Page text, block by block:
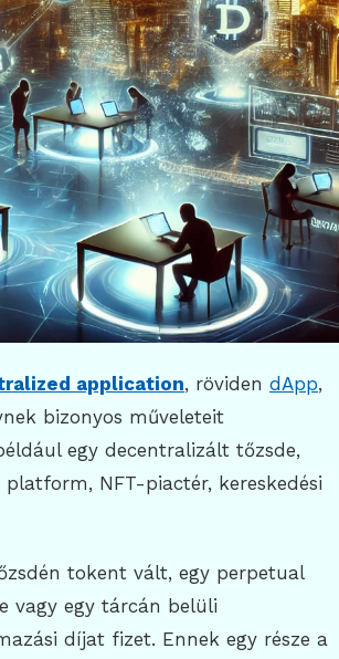
application, röviden dApp,
bizonyos műveleteit
egy decentralizált tőzsde,
NFT-piactér, kereskedési
tokent vált, egy perpetual
vagy egy tárcán belüli
díjat fizet. Ennek egy része a